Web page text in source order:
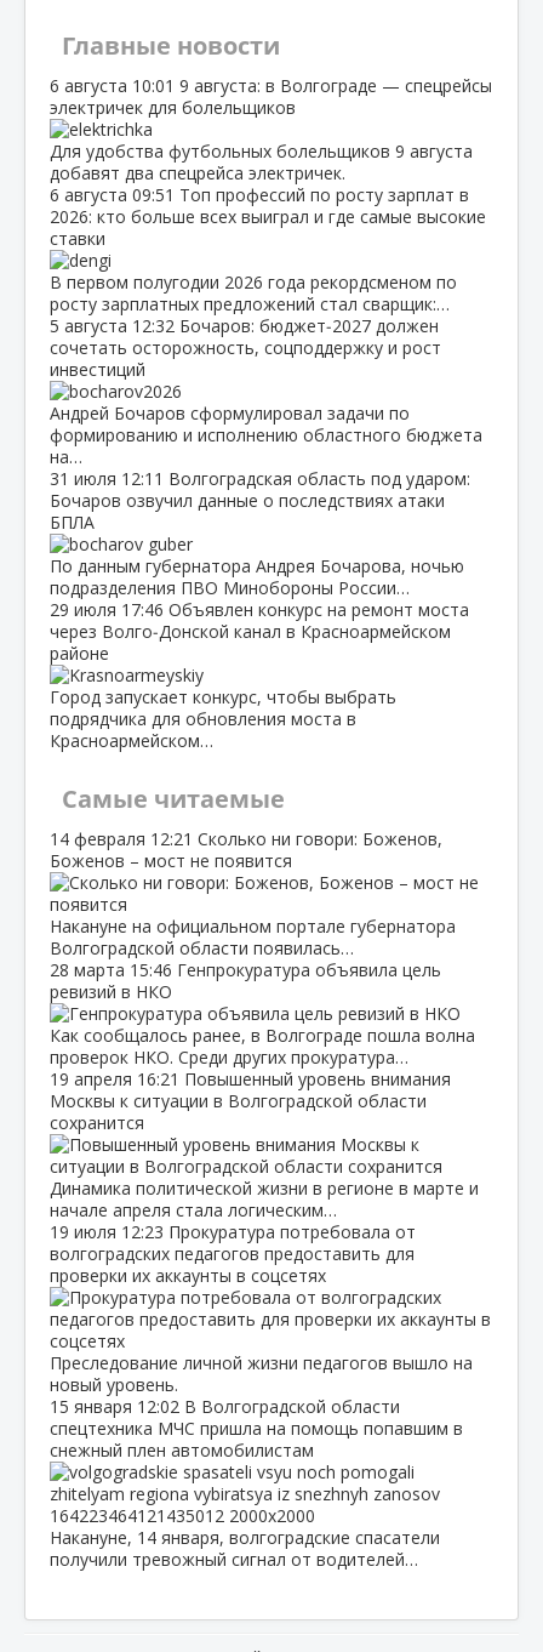
Главные новости
6 августа 10:01 9 августа: в Волгограде — спецрейсы
электричек для болельщиков
Для удобства футбольных болельщиков 9 августа
добавят два спецрейса электричек.
6 августа 09:51 Топ профессий по росту зарплат в
2026: кто больше всех выиграл и где самые высокие
ставки
В первом полугодии 2026 года рекордсменом по
росту зарплатных предложений стал сварщик:…
5 августа 12:32 Бочаров: бюджет‑2027 должен
сочетать осторожность, соцподдержку и рост
инвестиций
Андрей Бочаров сформулировал задачи по
формированию и исполнению областного бюджета
на…
31 июля 12:11 Волгоградская область под ударом:
Бочаров озвучил данные о последствиях атаки
БПЛА
По данным губернатора Андрея Бочарова, ночью
подразделения ПВО Минобороны России…
29 июля 17:46 Объявлен конкурс на ремонт моста
через Волго‑Донской канал в Красноармейском
районе
Город запускает конкурс, чтобы выбрать
подрядчика для обновления моста в
Красноармейском…
Самые читаемые
14 февраля 12:21 Сколько ни говори: Боженов,
Боженов – мост не появится
Накануне на официальном портале губернатора
Волгоградской области появилась…
28 марта 15:46 Генпрокуратура объявила цель
ревизий в НКО
Как сообщалось ранее, в Волгограде пошла волна
проверок НКО. Среди других прокуратура…
19 апреля 16:21 Повышенный уровень внимания
Москвы к ситуации в Волгоградской области
сохранится
Динамика политической жизни в регионе в марте и
начале апреля стала логическим…
19 июля 12:23 Прокуратура потребовала от
волгоградских педагогов предоставить для
проверки их аккаунты в соцсетях
Преследование личной жизни педагогов вышло на
новый уровень.
15 января 12:02 В Волгоградской области
спецтехника МЧС пришла на помощь попавшим в
снежный плен автомобилистам
Накануне, 14 января, волгоградские спасатели
получили тревожный сигнал от водителей…